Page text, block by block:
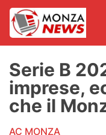
News
AC Monza
Serie B
imprese,
che il
AC MONZA